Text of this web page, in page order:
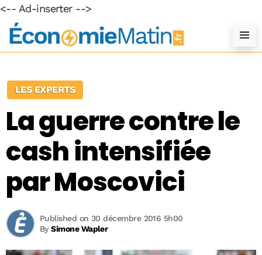
<-- Ad-inserter -->
LES EXPERTS
La guerre contre le
cash intensifiée
par Moscovici
BySimone Wapler
Published on 30 décembre 2016 5h00